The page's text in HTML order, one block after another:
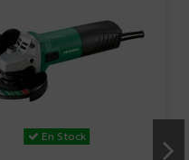
En Stock